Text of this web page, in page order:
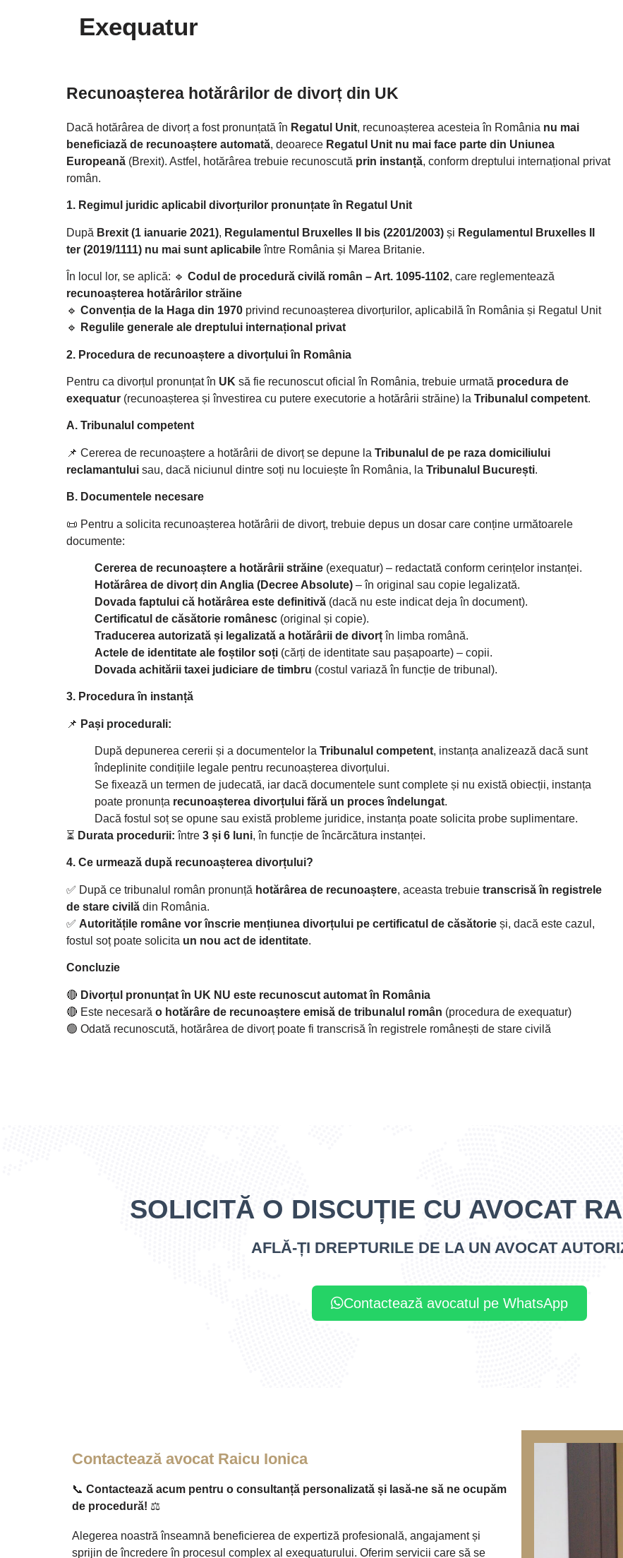
Exequatur
Recunoașterea hotărârilor de divorț din UK
Dacă hotărârea de divorț a fost pronunțată în Regatul Unit, recunoașterea acesteia în România nu mai
beneficiază de recunoaștere automată, deoarece Regatul Unit nu mai face parte din Uniunea
Europeană(Brexit). Astfel, hotărârea trebuie recunoscută prin instanță, conform dreptului internațional privat
român.
1. Regimul juridic aplicabil divorțurilor pronunțate în Regatul Unit
După Brexit (1 ianuarie 2021), Regulamentul Bruxelles II bis (2201/2003)și Regulamentul Bruxelles II
ter (2019/1111) nu mai sunt aplicabileîntre România și Marea Britanie.
În locul lor, se aplică: 🔹 Codul de procedură civilă român – Art. 1095-1102, care reglementează
recunoașterea hotărârilor străine
🔹 Convenția de la Haga din 1970privind recunoașterea divorțurilor, aplicabilă în România și Regatul Unit
🔹
Regulile generale ale dreptului internațional privat
2. Procedura de recunoaștere a divorțului în România
Pentru ca divorțul pronunțat în UK să fie recunoscut oficial în România, trebuie urmată procedura de
exequatur(recunoașterea și învestirea cu putere executorie a hotărârii străine) la Tribunalul competent.
A. Tribunalul competent
📌 Cererea de recunoaștere a hotărârii de divorț se depune la Tribunalul de pe raza domiciliului
reclamantuluisau, dacă niciunul dintre soți nu locuiește în România, la Tribunalul București.
B. Documentele necesare
📜 Pentru a solicita recunoașterea hotărârii de divorț, trebuie depus un dosar care conține următoarele
documente:
Cererea de recunoaștere a hotărârii străine(exequatur) – redactată conform cerințelor instanței.
Hotărârea de divorț din Anglia (Decree Absolute)– în original sau copie legalizată.
Dovada faptului că hotărârea este definitivă(dacă nu este indicat deja în document).
Certificatul de căsătorie românesc(original și copie).
Traducerea autorizată și legalizată a hotărârii de divorțîn limba română.
Actele de identitate ale foștilor soți(cărți de identitate sau pașapoarte) – copii.
Dovada achitării taxei judiciare de timbru (costul variază în funcție de tribunal).
3. Procedura în instanță
📌 Pași procedurali:
După depunerea cererii și a documentelor la Tribunalul competent, instanța analizează dacă sunt
îndeplinite condițiile legale pentru recunoașterea divorțului.
Se fixează un termen de judecată, iar dacă documentele sunt complete și nu există obiecții, instanța
poate pronunța recunoașterea divorțului fără un proces îndelungat.
Dacă fostul soț se opune sau există probleme juridice, instanța poate solicita probe suplimentare.
⏳ Durata procedurii: între 3 și 6 luni, în funcție de încărcătura instanței.
4. Ce urmează după recunoașterea divorțului?
✅ După ce tribunalul român pronunță hotărârea de recunoaștere, aceasta trebuie transcrisă în registrele
de stare civilădin România.
✅ Autoritățile române vor înscrie mențiunea divorțului pe certificatul de căsătorieși, dacă este cazul,
fostul soț poate solicita un nou act de identitate.
Concluzie
🔴 Divorțul pronunțat în UK NU este recunoscut automat în România
🔴 Este necesară o hotărâre de recunoaștere emisă de tribunalul român (procedura de exequatur)
🟢 Odată recunoscută, hotărârea de divorț poate fi transcrisă în registrele românești de stare civilă
SOLICITĂ O DISCUȚIE CU AVOCAT
AFLĂ-ȚI DREPTURILE DE LA UN AVOCAT
Contactează avocatul pe WhatsApp
Contactează avocat Raicu Ionica
📞 Contactează acum pentru o consultanță personalizată și lasă-ne să ne ocupăm
de procedură! ⚖️
Alegerea noastră înseamnă beneficierea de expertiză profesională, angajament și
sprijin de încredere în procesul complex al exequaturului. Oferim servicii care să se